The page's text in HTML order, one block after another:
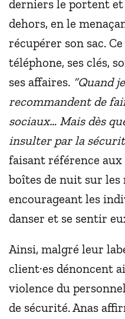
derniers le portent
dehors, en le
récupérer son sac.
téléphone, ses clés,
ses affaires. “Quand
recommandent de
sociaux… Mais dès
insulter par la
faisant référence
boîtes de nuit sur les
encourageant les
danser et se sentir
Ainsi, malgré leur
client·es dénoncent
violence du
de sécurité. Anas